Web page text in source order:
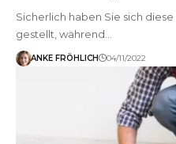
Sicherlich haben Sie sich
gestellt, während…
ANKE FRÖHLICH 04/11/2022